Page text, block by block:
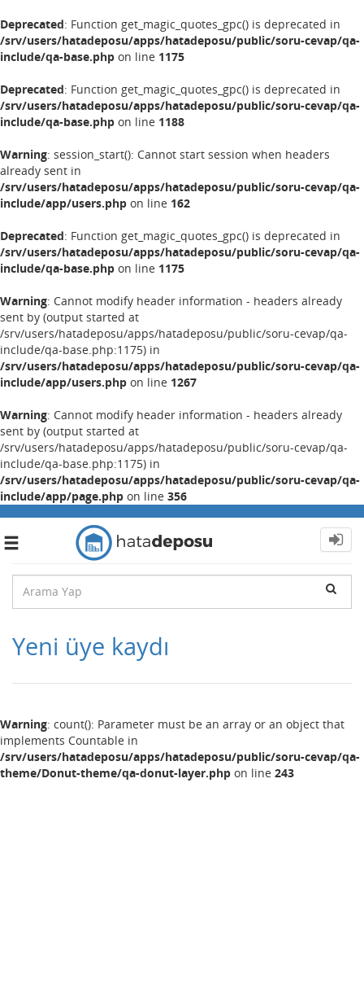
Deprecated: Function get_magic_quotes_gpc() is deprecated in
/srv/users/hatadeposu/apps/hatadeposu/public/soru-cevap/qa-
include/qa-base.php on line 1175
Deprecated: Function get_magic_quotes_gpc() is deprecated in
/srv/users/hatadeposu/apps/hatadeposu/public/soru-cevap/qa-
include/qa-base.php on line 1188
Warning: session_start(): Cannot start session when headers
already sent in
/srv/users/hatadeposu/apps/hatadeposu/public/soru-cevap/qa-
include/app/users.php on line 162
Deprecated: Function get_magic_quotes_gpc() is deprecated in
/srv/users/hatadeposu/apps/hatadeposu/public/soru-cevap/qa-
include/qa-base.php on line 1175
Warning: Cannot modify header information - headers already
sent by (output started at
/srv/users/hatadeposu/apps/hatadeposu/public/soru-cevap/qa-
include/qa-base.php:1175) in
/srv/users/hatadeposu/apps/hatadeposu/public/soru-cevap/qa-
include/app/users.php on line 1267
Warning: Cannot modify header information - headers already
sent by (output started at
/srv/users/hatadeposu/apps/hatadeposu/public/soru-cevap/qa-
include/qa-base.php:1175) in
/srv/users/hatadeposu/apps/hatadeposu/public/soru-cevap/qa-
include/app/page.php on line 356
Toggle
Yeni üye kaydı
Warning: count(): Parameter must be an array or an object that
implements Countable in
/srv/users/hatadeposu/apps/hatadeposu/public/soru-cevap/qa-
theme/Donut-theme/qa-donut-layer.php on line 243